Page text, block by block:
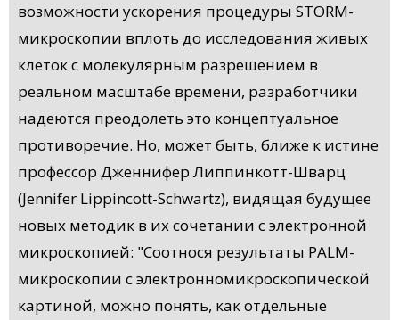
возможности ускорения процедуры STORM-
микроскопии вплоть до исследования живых
клеток с молекулярным разрешением в
реальном масштабе времени, разработчики
надеются преодолеть это концептуальное
противоречие. Но, может быть, ближе к истине
профессор Дженнифер Липпинкотт-Шварц
(Jennifer Lippincott-Schwartz), видящая будущее
новых методик в их сочетании с электронной
микроскопией: "Соотнося результаты PALM-
микроскопии с электронномикроскопической
картиной, можно понять, как отдельные